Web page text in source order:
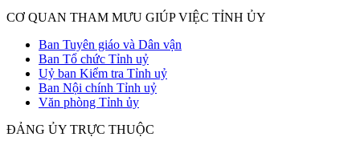
CƠ QUAN THAM MƯU GIÚP VIỆC TỈNH ỦY
Ban Tuyên giáo và Dân vận
Ban Tổ chức Tỉnh uỷ
Uỷ ban Kiểm tra Tỉnh uỷ
Ban Nội chính Tỉnh uỷ
Văn phòng Tỉnh ủy
ĐẢNG ỦY TRỰC THUỘC